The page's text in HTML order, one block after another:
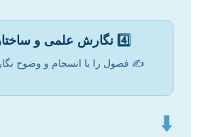
4️⃣ نگارش علمی و
✍️ فصول را با انسجام و وضوح
⬇️